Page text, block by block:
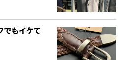
でもイケて